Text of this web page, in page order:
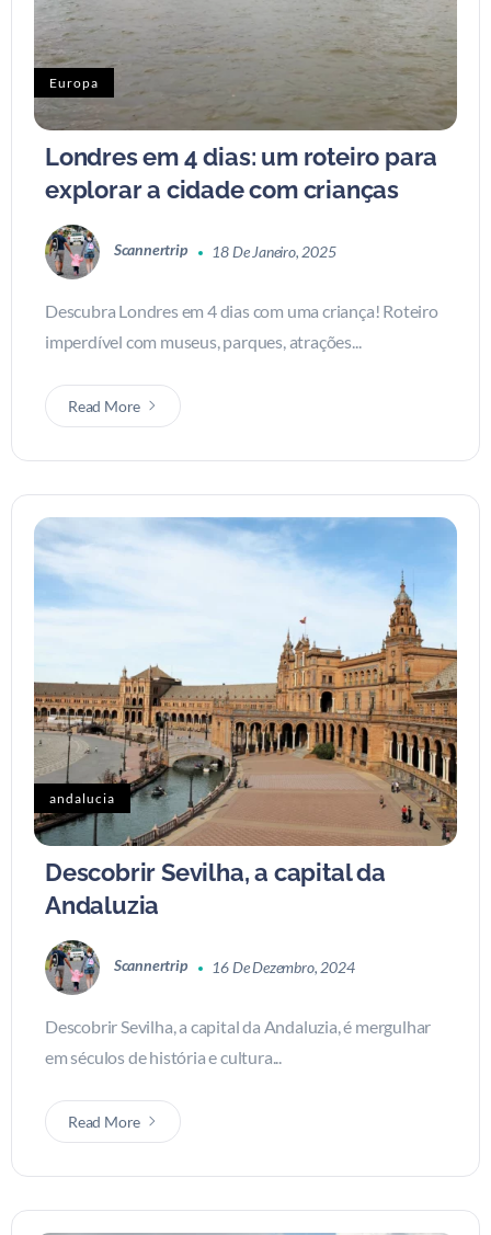
Europa
Londres em 4 dias: um roteiro para
explorar a cidade com crianças
Scannertrip 18 De Janeiro, 2025
Descubra Londres em 4 dias com uma criança! Roteiro
imperdível com museus, parques, atrações...
Read More
andalucia
Descobrir Sevilha, a capital da
Andaluzia
Scannertrip 16 De Dezembro, 2024
Descobrir Sevilha, a capital da Andaluzia, é mergulhar
em séculos de história e cultura...
Read More